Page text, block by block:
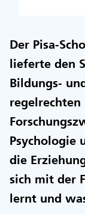
Der Pisa-
lieferte den
Bildungs-
regelrechten
Psychologie
die
sich mit der
lernt und